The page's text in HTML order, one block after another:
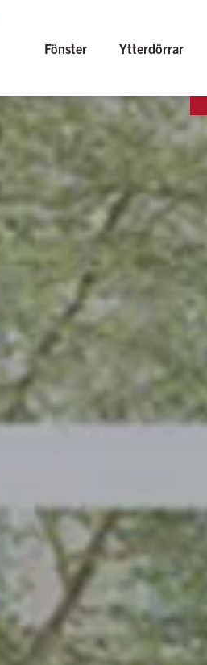
Fönster Ytterdörrar